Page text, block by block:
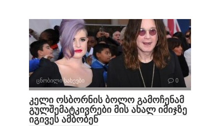
ცნობილი სახეები 0
კელი ოსბორნის ბოლო გამოჩენამ
გულშემატკივრები მის ახალ იმიჯზე
იგივეს ამბობენ